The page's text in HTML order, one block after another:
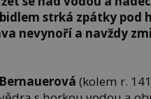
strká zpátky pod
nevynoří a navždy
(kolem r.